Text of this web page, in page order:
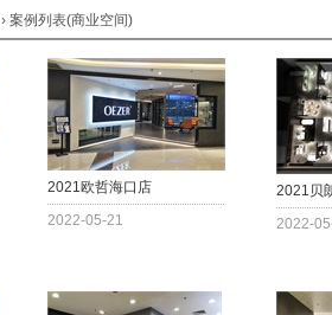
› 案例列表(商业空间)
2021欧哲海口店
2022-05-21
2021贝
2022-